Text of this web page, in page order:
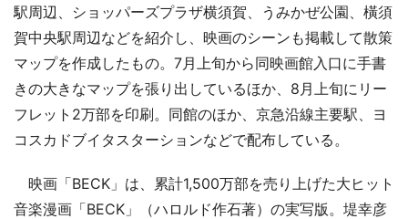
駅周辺、ショッパーズプラザ横須賀、うみかぜ公園、橫須
賀中央駅周辺などを紹介し、映画のシーンも掲載して散策
マップを作成したもの。7月上旬から同映画館入口に手書
きの大きなマップを張り出しているほか、8月上旬にリー
フレット2万部を印刷。同館のほか、京急沿線主要駅、ヨ
コスカドブイタスターションなどで配布している。
映画「BECK」は、累計1,500万部を売り上げた大ヒット
音楽漫画「BECK」（ハロルド作石著）の実写版。堤幸彦